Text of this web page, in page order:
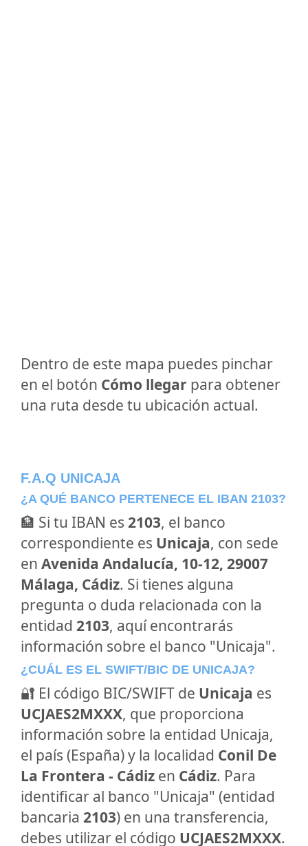
Dentro de este mapa puedes pinchar
en el botón Cómo llegar para obtener
una ruta desde tu ubicación actual.
F.A.Q UNICAJA
¿A QUÉ BANCO PERTENECE EL IBAN 2103?
🏦 Si tu IBAN es 2103, el banco
correspondiente es Unicaja, con sede
en Avenida Andalucía, 10-12, 29007
Málaga, Cádiz. Si tienes alguna
pregunta o duda relacionada con la
entidad 2103, aquí encontrarás
información sobre el banco "Unicaja".
¿CUÁL ES EL SWIFT/BIC DE UNICAJA?
🔐 El código BIC/SWIFT de Unicaja es
UCJAES2MXXX, que proporciona
información sobre la entidad Unicaja,
el país (España) y la localidad Conil De
La Frontera - Cádiz en Cádiz. Para
identificar al banco "Unicaja" (entidad
bancaria 2103) en una transferencia,
debes utilizar el código UCJAES2MXXX.